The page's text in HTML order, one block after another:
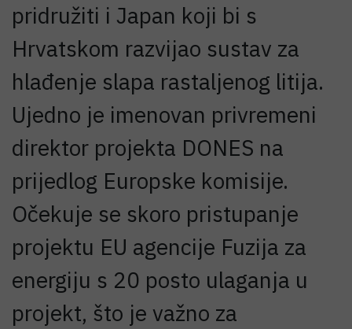
pridružiti i Japan koji bi s
Hrvatskom razvijao sustav za
hlađenje slapa rastaljenog litija.
Ujedno je imenovan privremeni
direktor projekta DONES na
prijedlog Europske komisije.
Očekuje se skoro pristupanje
projektu EU agencije Fuzija za
energiju s 20 posto ulaganja u
projekt, što je važno za